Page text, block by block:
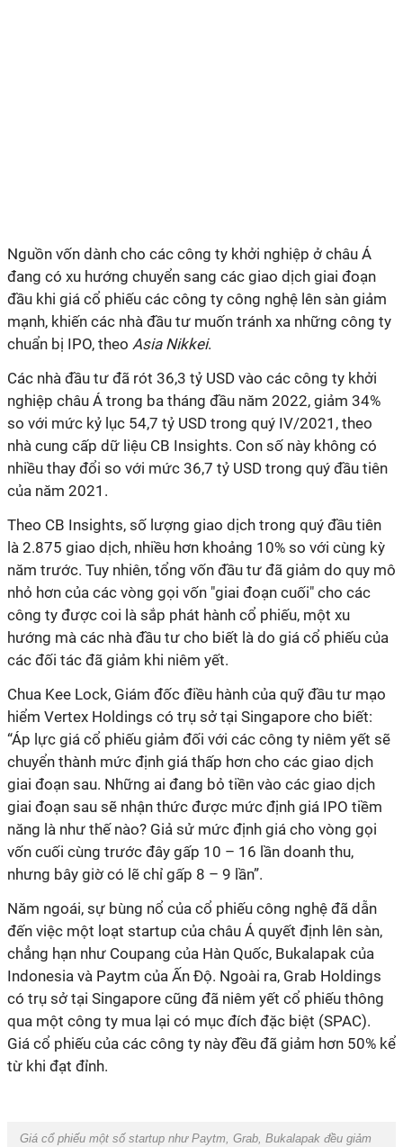
Nguồn vốn dành cho các công ty khởi nghiệp ở châu Á
đang có xu hướng chuyển sang các giao dịch giai đoạn
đầu khi giá cổ phiếu các công ty công nghệ lên sàn giảm
mạnh, khiến các nhà đầu tư muốn tránh xa những công ty
chuẩn bị IPO, theo Asia Nikkei.
Các nhà đầu tư đã rót 36,3 tỷ USD vào các công ty khởi
nghiệp châu Á trong ba tháng đầu năm 2022, giảm 34%
so với mức kỷ lục 54,7 tỷ USD trong quý IV/2021, theo
nhà cung cấp dữ liệu CB Insights. Con số này không có
nhiều thay đổi so với mức 36,7 tỷ USD trong quý đầu tiên
của năm 2021.
Theo CB Insights, số lượng giao dịch trong quý đầu tiên
là 2.875 giao dịch, nhiều hơn khoảng 10% so với cùng kỳ
năm trước. Tuy nhiên, tổng vốn đầu tư đã giảm do quy mô
nhỏ hơn của các vòng gọi vốn "giai đoạn cuối" cho các
công ty được coi là sắp phát hành cổ phiếu, một xu
hướng mà các nhà đầu tư cho biết là do giá cổ phiếu của
các đối tác đã giảm khi niêm yết.
Chua Kee Lock, Giám đốc điều hành của quỹ đầu tư mạo
hiểm Vertex Holdings có trụ sở tại Singapore cho biết:
“Áp lực giá cổ phiếu giảm đối với các công ty niêm yết sẽ
chuyển thành mức định giá thấp hơn cho các giao dịch
giai đoạn sau. Những ai đang bỏ tiền vào các giao dịch
giai đoạn sau sẽ nhận thức được mức định giá IPO tiềm
năng là như thế nào? Giả sử mức định giá cho vòng gọi
vốn cuối cùng trước đây gấp 10 – 16 lần doanh thu,
nhưng bây giờ có lẽ chỉ gấp 8 – 9 lần”.
Năm ngoái, sự bùng nổ của cổ phiếu công nghệ đã dẫn
đến việc một loạt startup của châu Á quyết định lên sàn,
chẳng hạn như Coupang của Hàn Quốc, Bukalapak của
Indonesia và Paytm của Ấn Độ. Ngoài ra, Grab Holdings
có trụ sở tại Singapore cũng đã niêm yết cổ phiếu thông
qua một công ty mua lại có mục đích đặc biệt (SPAC).
Giá cổ phiếu của các công ty này đều đã giảm hơn 50% kể
từ khi đạt đỉnh.
Giá cổ phiếu một số startup như Paytm, Grab, Bukalapak đều giảm